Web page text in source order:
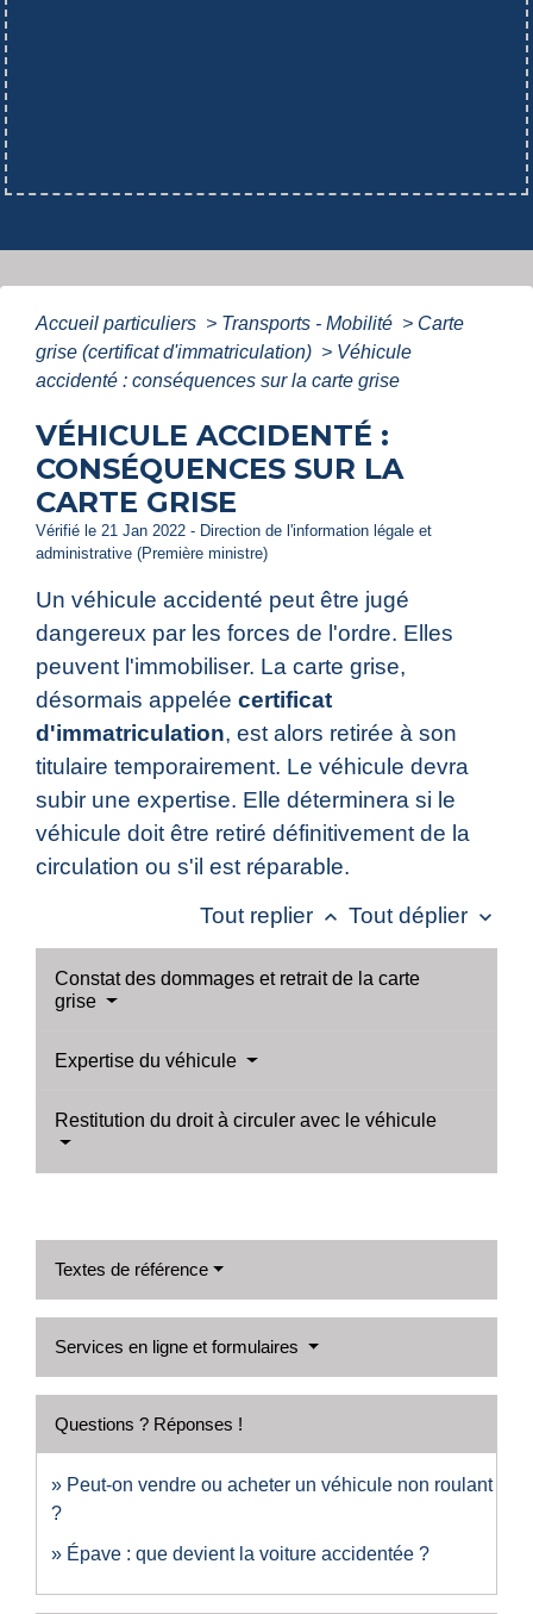
Accueil particuliers > Transports - Mobilité > Carte
grise (certificat d'immatriculation) > Véhicule
accidenté : conséquences sur la carte grise
VÉHICULE ACCIDENTÉ :
CONSÉQUENCES SUR LA
CARTE GRISE
Vérifié le 21 Jan 2022 - Direction de l'information légale et
administrative (Première ministre)
Un véhicule accidenté peut être jugé
dangereux par les forces de l'ordre. Elles
peuvent l'immobiliser. La carte grise,
désormais appelée certificat
d'immatriculation, est alors retirée à son
titulaire temporairement. Le véhicule devra
subir une expertise. Elle déterminera si le
véhicule doit être retiré définitivement de la
circulation ou s'il est réparable.
Tout replier keyboard_arrow_up Tout déplier keyboard_arrow_down
Constat des dommages et retrait de la carte
grise
Expertise du véhicule
Restitution du droit à circuler avec le véhicule
Textes de référence
Services en ligne et formulaires
Questions ? Réponses !
Peut-on vendre ou acheter un véhicule non roulant
?
Épave : que devient la voiture accidentée ?